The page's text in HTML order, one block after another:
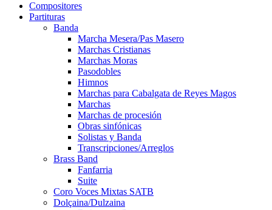
Compositores
Partituras
Banda
Marcha Mesera/Pas Masero
Marchas Cristianas
Marchas Moras
Pasodobles
Himnos
Marchas para Cabalgata de Reyes Magos
Marchas
Marchas de procesión
Obras sinfónicas
Solistas y Banda
Transcripciones/Arreglos
Brass Band
Fanfarria
Suite
Coro Voces Mixtas SATB
Dolçaina/Dulzaina